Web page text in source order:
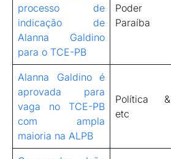
processo de
indicação de
Alanna Galdino
para o TCE-PB
Poder
Paraíba
Alanna Galdino é
aprovada para
vaga no TCE-PB
com ampla
maioria na ALPB
Política &
etc